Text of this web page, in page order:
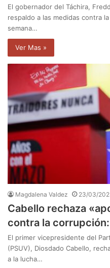
El gobernador del Táchira,
respaldo a las medidas contra
semana…
Ver Mas »
Magdalena Valdez 23/03/
Cabello rechaza
contra la
El primer vicepresidente del
(PSUV), Diosdado Cabello,
a la lucha…